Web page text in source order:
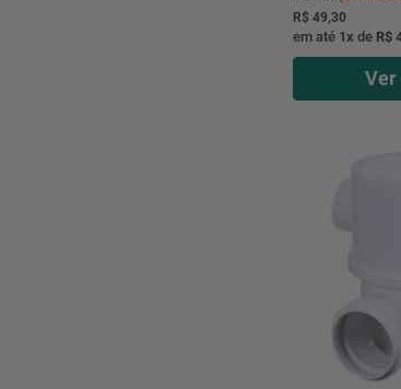
R$ 49,30
em até 1x de R$
Ver